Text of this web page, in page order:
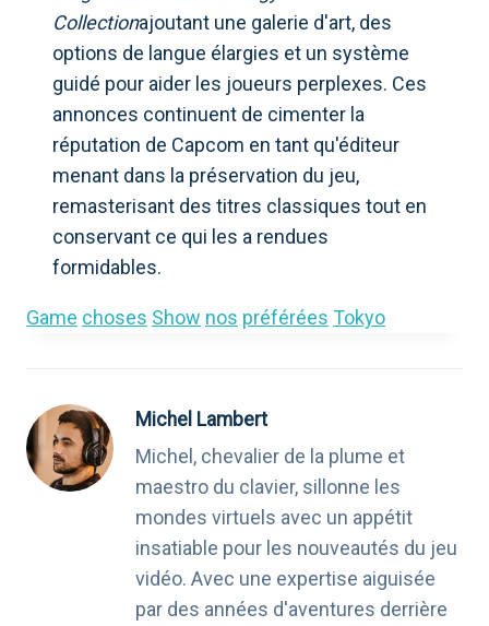
Collectionajoutant une galerie d'art, des
options de langue élargies et un système
guidé pour aider les joueurs perplexes. Ces
annonces continuent de cimenter la
réputation de Capcom en tant qu'éditeur
menant dans la préservation du jeu,
remasterisant des titres classiques tout en
conservant ce qui les a rendues
formidables.
Game choses Show nos préférées Tokyo
Michel Lambert
Michel, chevalier de la plume et
maestro du clavier, sillonne les
mondes virtuels avec un appétit
insatiable pour les nouveautés du jeu
vidéo. Avec une expertise aiguisée
par des années d'aventures derrière